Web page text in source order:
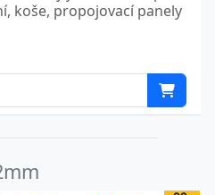
koše, propojovací panely